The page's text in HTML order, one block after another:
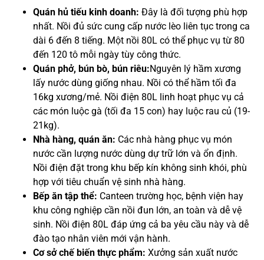
Quán hủ tiếu kinh doanh: Đây là đối tượng phù hợp
nhất. Nồi đủ sức cung cấp nước lèo liên tục trong ca
dài 6 đến 8 tiếng. Một nồi 80L có thể phục vụ từ 80
đến 120 tô mỗi ngày tùy công thức.
Quán phở, bún bò, bún riêu:Nguyên lý hầm xương
lấy nước dùng giống nhau. Nồi có thể hầm tối đa
16kg xương/mẻ. Nồi điện 80L linh hoạt phục vụ cả
các món luộc gà (tối đa 15 con) hay luộc rau củ (19-
21kg).
Nhà hàng, quán ăn: Các nhà hàng phục vụ món
nước cần lượng nước dùng dự trữ lớn và ổn định.
Nồi điện đặt trong khu bếp kín không sinh khói, phù
hợp với tiêu chuẩn vệ sinh nhà hàng.
Bếp ăn tập thể: Canteen trường học, bệnh viện hay
khu công nghiệp cần nồi đun lớn, an toàn và dễ vệ
sinh. Nồi điện 80L đáp ứng cả ba yêu cầu này và dễ
đào tạo nhân viên mới vận hành.
Cơ sở chế biến thực phẩm: Xưởng sản xuất nước